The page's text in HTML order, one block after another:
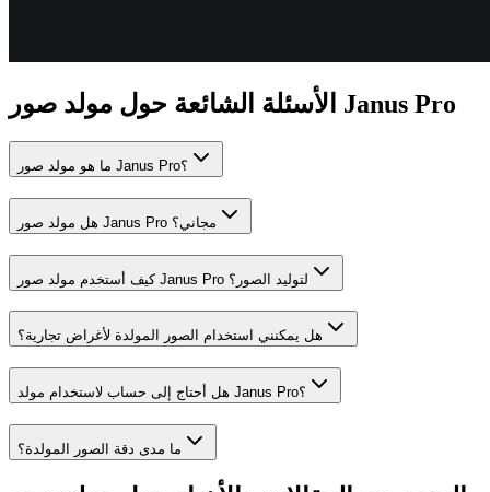
الأسئلة الشائعة حول مولد صور Janus Pro
ما هو مولد صور Janus Pro؟
هل مولد صور Janus Pro مجاني؟
كيف أستخدم مولد صور Janus Pro لتوليد الصور؟
هل يمكنني استخدام الصور المولدة لأغراض تجارية؟
هل أحتاج إلى حساب لاستخدام مولد Janus Pro؟
ما مدى دقة الصور المولدة؟